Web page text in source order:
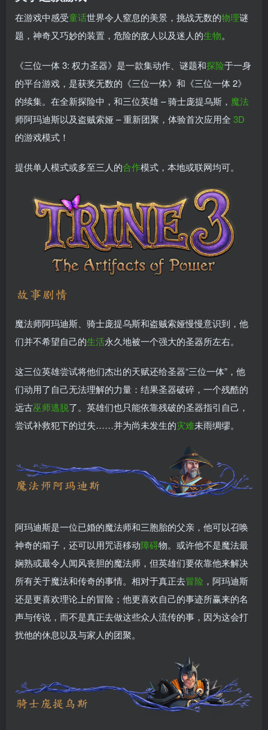
在游戏中感受童话世界令人窒息的美景，挑战无数的物理谜
题，神奇又巧妙的装置，危险的敌人以及迷人的生物。
《三位一体 3: 权力圣器》是一款集动作、谜题和探险于一身
的平台游戏，是获奖无数的《三位一体》和《三位一体 2》
的续集。在全新探险中，和三位英雄 – 骑士庞提乌斯， 魔法
师阿玛迪斯以及盗贼索娅 – 重新团聚，体验首次应用全 3D
的游戏模式！
提供单人模式或多至三人的合作模式，本地或联网均可。
魔法师阿玛迪斯、骑士庞提乌斯和盗贼索娅慢慢意识到，他
们并不希望自己的生活永久地被一个强大的圣器所左右。
这三位英雄尝试将他们杰出的天赋还给圣器“三位一体”，他
们动用了自己无法理解的力量：结果圣器破碎，一个残酷的
远古巫师逃脱了。英雄们也只能依靠残破的圣器指引自己，
尝试补救犯下的过失……并为尚未发生的灾难未雨绸缪。
阿玛迪斯是一位已婚的魔法师和三胞胎的父亲，他可以召唤
神奇的箱子，还可以用咒语移动障碍物。或许他不是魔法最
娴熟或最令人闻风丧胆的魔法师，但英雄们要依靠他来解决
所有关于魔法和传奇的事情。相对于真正去冒险 ，阿玛迪斯
还是更喜欢理论上的冒险；他更喜欢自己的事迹所赢来的名
声与传说，而不是真正去做这些众人流传的事，因为这会打
扰他的休息以及与家人的团聚。